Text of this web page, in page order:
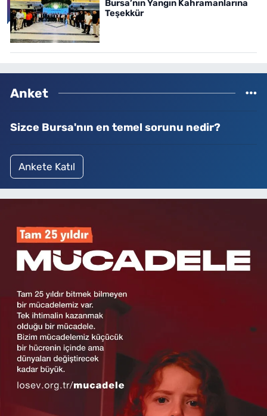
Bursa’nın Yangın Kahramanlarına
Teşekkür
Anket
Sizce Bursa'nın en temel sorunu nedir?
Ankete Katıl